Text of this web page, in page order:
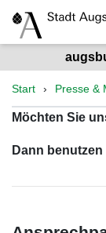
Start Presse &
Möchten Sie
Dann